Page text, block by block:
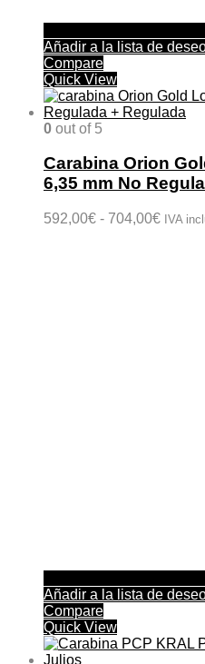
Añadir a la lista de
Compare
Quick View
0 out of 5
Carabina Orion
6,35 mm No
592,00€ - 704,00€Rango
IVA
Añadir a la lista de
Compare
Quick View